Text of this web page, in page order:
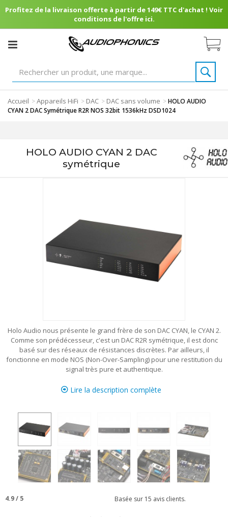
Profitez de la livraison offerte à partir de 149€ TTC d'achat ! Voir
conditions de l'offre ici.
Accueil >Appareils HiFi > DAC > DAC sans volume >HOLO AUDIO
CYAN 2 DAC Symétrique R2R NOS 32bit 1536kHz DSD1024
HOLO AUDIO CYAN 2 DAC
symétrique
Holo Audio nous présente le grand frère de son DAC CYAN, le CYAN 2.
Comme son prédécesseur, c'est un DAC R2R symétrique, il est donc
basé sur des réseaux de résistances discrètes. Par ailleurs, il
fonctionne en mode NOS (Non-Over-Sampling) pour une restitution du
signal très pure et authentique.
Lire la description complète
4.9/ 5 Basée sur 15 avis clients.